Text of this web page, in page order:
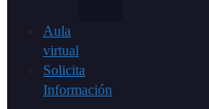
Aula
virtual
Solicita
Información